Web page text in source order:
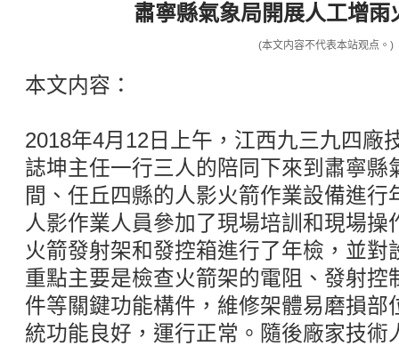
肅寧縣氣象局開展人工增雨
(本文内容不代表本站观点。)
本文内容：
2018年4月12日上午，江西九三九四廠
誌坤主任一行三人的陪同下來到肅寧縣
間、任丘四縣的人影火箭作業設備進行
人影作業人員參加了現場培訓和現場操
火箭發射架和發控箱進行了年檢，並對
重點主要是檢查火箭架的電阻、發射控
件等關鍵功能構件，維修架體易磨損部
統功能良好，運行正常。隨後廠家技術